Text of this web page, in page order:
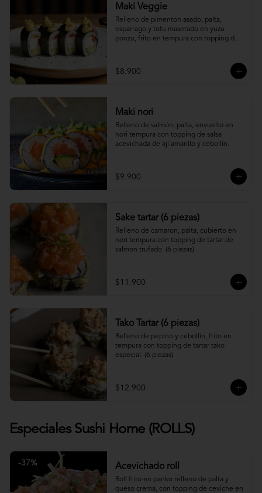
Maki Veggie
Relleno de pimenton asado, palta,
esparrago y tofu maserado en yuzu
ponzu, frito en tempura con topping de
$8.900
Maki nori
Relleno de salmón, palta, envuelto en
nori tempura con topping de salsa
acevichada de ají amarillo y cebollín.
$9.900
Sake tartar (6 piezas)
Relleno de camaron, palta, cubierto en
nori tempura con topping de tartar de
salmon trufado. (6 piezas)
$11.900
Tako Tartar (6 piezas)
Relleno de pepino y cebollin, frito en
tempura con topping de tartar tako
especial. (6 piezas)
$12.900
Especiales Sushi Home (ROLLS)
-37% Acevichado roll
Roll frito en panko relleno de palta y
queso crema, con topping de ceviche en